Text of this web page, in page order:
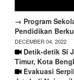
→ Program
Pendidikan
DECEMBER 04, 2022
Detik-detik Si
Timur, Kota
Evakuasi